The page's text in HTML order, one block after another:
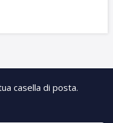
casella di posta.